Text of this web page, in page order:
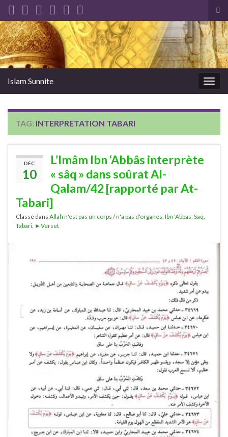
Search for:
Islam Sunnite
TAG: INTERPRETATION TABARI
DÉC
10
L’Imâm Ibn ‘Abbâs interprète
« sâq » dans soûrat Al-
Qalam/42 [rapporté par At-
Tabari]
Classé dans Allah n'est pas un corps / n'a pas d'organes Ibn 'Abbas Saq
Tabari ►Verset